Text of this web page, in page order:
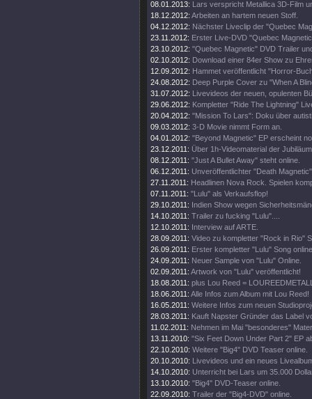
08.01.2013: Lars verspricht Metallica 3D-Film
18.12.2012: Arbeiten an hartem neuen Stoff.
04.12.2012: Nächster Liveclip der "Quebec
23.11.2012: Erster Live-DVD "Quebec
23.10.2012: "Quebec Magnetic" DVD Trailer
02.10.2012: Download einer 84er Show zu
12.09.2012: Hammet veröffentlicht "Horror-
24.08.2012: Deep Purple Cover zu "When A
31.07.2012: Livevideos der neuen, opulenten
29.06.2012: Kompletter "Ride The Lightning"
20.04.2012: "Mission To Lars": Doku über
09.03.2012: 3-D Movie nimmt Form an.
04.01.2012: "Beyond Magnetic" EP erscheint
23.12.2011: Über 1h-Videomaterial der
08.12.2011: "Just A Bullet Away" steht online.
06.12.2011: Unveröffentlichter "Death
27.11.2011: Headlinen Nova Rock. Spielen
07.11.2011: "Lulu" als Verkaufsflop!
29.10.2011: Indien Show wegen
14.10.2011: Trailer zu fucking "Lulu"....
12.10.2011: Interview auf ARTE.
28.09.2011: Video zu kompletter "Rock in Rio"
26.09.2011: Erster kompletter "Lulu" Song
24.09.2011: Neuer Sample von "Lulu" Online.
02.09.2011: Artwork von "Lulu" veröffentlicht!
18.08.2011: plus Lou Reed =
18.06.2011: Alle Infos zum Album mit Lou Reed!
16.05.2011: Weitere Infos zum neuen
28.03.2011: Kauft Napster Gründer das Label
11.02.2011: Nehmen im Mai "besonderes"
13.11.2010: "Six Feet Down Under Part 2" EP
22.10.2010: Weitere "Big4" DVD Teaser online.
20.10.2010: Livevideos und ein neues
14.10.2010: Unterricht bei Lars um 35.000
13.10.2010: "Big4" DVD-Teaser online.
22.09.2010: Trailer der "Big4-DVD" online.